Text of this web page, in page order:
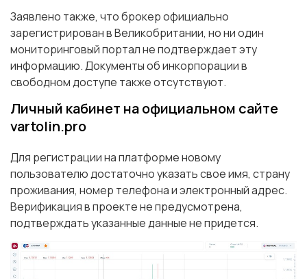
Заявлено также, что брокер официально
зарегистрирован в Великобритании, но ни один
мониторинговый портал не подтверждает эту
информацию. Документы об инкорпорации в
свободном доступе также отсутствуют.
Личный кабинет на официальном сайте
vartolin.pro
Для регистрации на платформе новому
пользователю достаточно указать свое имя, страну
проживания, номер телефона и электронный адрес.
Верификация в проекте не предусмотрена,
подтверждать указанные данные не придется.